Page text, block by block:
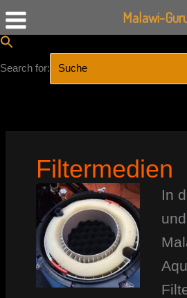
Search for:
Filtermedien
In
Malawi-